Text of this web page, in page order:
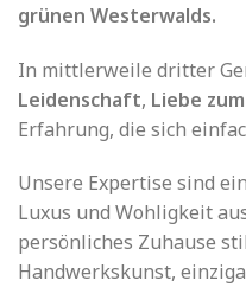
grünen Westerwalds.
In mittlerweile dritter
Leidenschaft, Liebe
Erfahrung, die sich
Unsere Expertise sind
Luxus und Wohligkeit
persönliches Zuhause
Handwerkskunst,